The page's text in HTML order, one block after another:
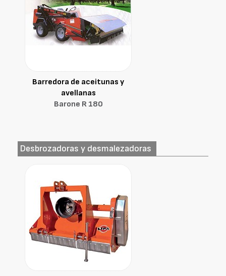
Barredora de aceitunas y
avellanas
Barone R 180
Desbrozadoras y desmalezadoras